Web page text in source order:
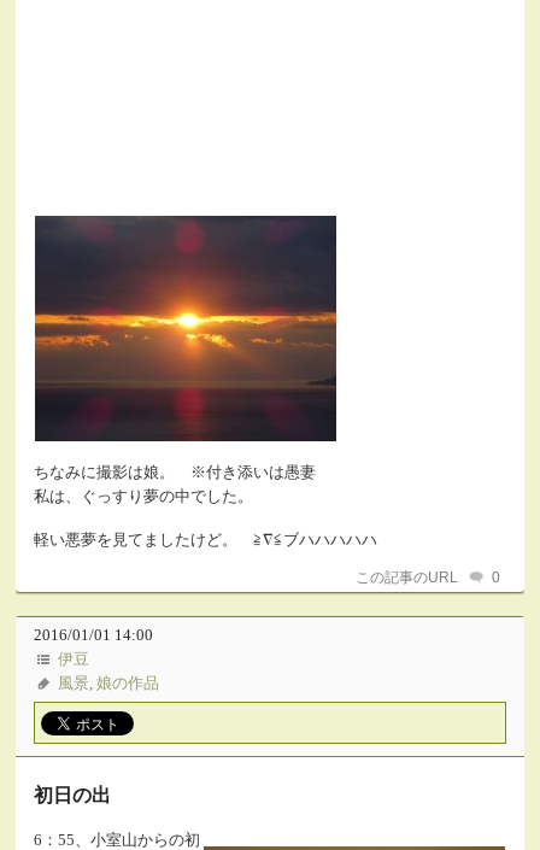
ちなみに撮影は娘。 ※付き添いは愚妻
私は、ぐっすり夢の中でした。
軽い悪夢を見てましたけど。 ≧∇≦ブハハハハハ
この記事のURL 0
2016/01/01 14:00
伊豆
風景,娘の作品
初日の出
6：55、小室山からの初